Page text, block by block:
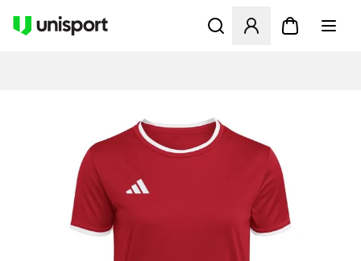
Åbner en Modal til at